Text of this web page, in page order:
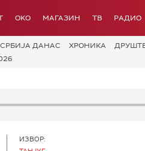
OKO МАГАЗИН ТВ РАДИО
СРБИЈА ДАНАС ХРОНИКА
ИЗВОР: